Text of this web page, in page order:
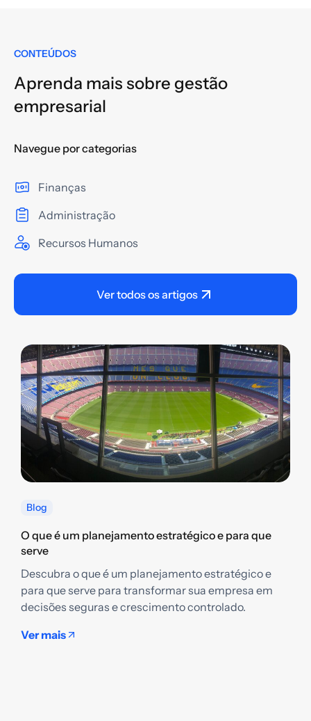
CONTEÚDOS
Aprenda mais sobre gestão
empresarial
Navegue por categorias
Finanças
Administração
Recursos Humanos
Ver todos os artigos
Blog
O que é um planejamento estratégico e para que
serve
Descubra o que é um planejamento estratégico e
para que serve para transformar sua empresa em
decisões seguras e crescimento controlado.
Ver mais